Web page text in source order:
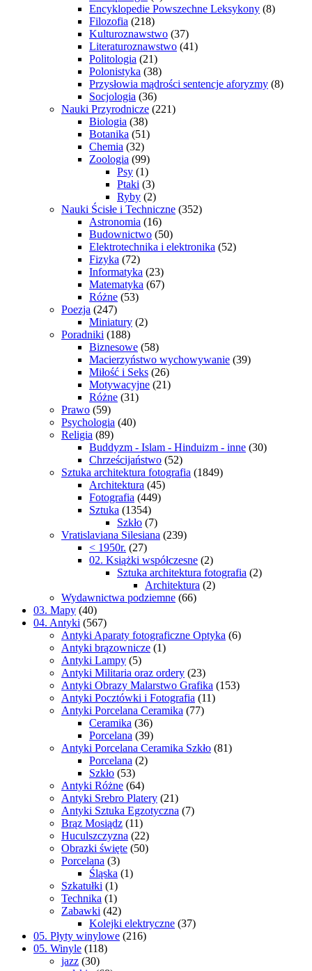
Encyklopedie Powszechne Leksykony (8)
Filozofia (218)
Kulturoznawstwo (37)
Literaturoznawstwo (41)
Politologia (21)
Polonistyka (38)
Przysłowia mądrości sentencje aforyzmy (8)
Socjologia (36)
Nauki Przyrodnicze (221)
Biologia (38)
Botanika (51)
Chemia (32)
Zoologia (99)
Psy (1)
Ptaki (3)
Ryby (2)
Nauki Ścisłe i Techniczne (352)
Astronomia (16)
Budownictwo (50)
Elektrotechnika i elektronika (52)
Fizyka (72)
Informatyka (23)
Matematyka (67)
Różne (53)
Poezja (247)
Miniatury (2)
Poradniki (188)
Biznesowe (58)
Macierzyństwo wychowywanie (39)
Miłość i Seks (26)
Motywacyjne (21)
Różne (31)
Prawo (59)
Psychologia (40)
Religia (89)
Buddyzm - Islam - Hinduizm - inne (30)
Chrześcijaństwo (52)
Sztuka architektura fotografia (1849)
Architektura (45)
Fotografia (449)
Sztuka (1354)
Szkło (7)
Vratislaviana Silesiana (239)
< 1950r. (27)
02. Książki współczesne (2)
Sztuka architektura fotografia (2)
Architektura (2)
Wydawnictwa podziemne (66)
03. Mapy (40)
04. Antyki (567)
Antyki Aparaty fotograficzne Optyka (6)
Antyki brązownicze (1)
Antyki Lampy (5)
Antyki Militaria oraz ordery (23)
Antyki Obrazy Malarstwo Grafika (153)
Antyki Pocztówki i Fotografia (11)
Antyki Porcelana Ceramika (77)
Ceramika (36)
Porcelana (39)
Antyki Porcelana Ceramika Szkło (81)
Porcelana (2)
Szkło (53)
Antyki Różne (64)
Antyki Srebro Platery (21)
Antyki Sztuka Egzotyczna (7)
Brąz Mosiądz (11)
Huculszczyzna (22)
Obrazki święte (50)
Porcelana (3)
Śląska (1)
Szkatułki (1)
Technika (1)
Zabawki (42)
Kolejki elektryczne (37)
05. Płyty winylowe (216)
05. Winyle (118)
jazz (30)